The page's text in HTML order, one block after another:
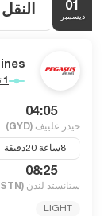
01
ديسمبر
1 توقف
04:05
حيدر علييف (GYD)
08:25
ستانستد لندن (STN)
LIGHT